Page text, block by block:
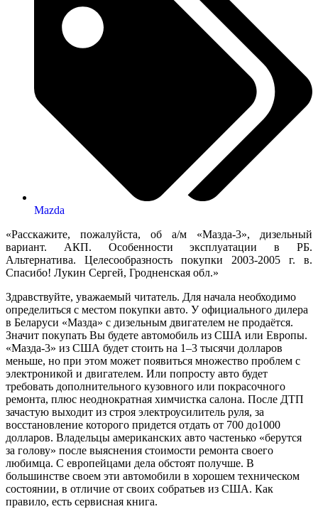
Mazda
«Расскажите, пожалуйста, об а/м «Мазда-3», дизельный
вариант. АКП. Особенности эксплуатации в РБ.
Альтернатива. Целесообразность покупки 2003-2005 г. в.
Спасибо! Лукин Сергей, Гродненская обл.»
Здравствуйте, уважаемый читатель. Для начала необходимо
определиться с местом покупки авто. У официального дилера
в Беларуси «Мазда» с дизельным двигателем не продаётся.
Значит покупать Вы будете автомобиль из США или Европы.
«Мазда-3» из США будет стоить на 1–3 тысячи долларов
меньше, но при этом может появиться множество проблем с
электроникой и двигателем. Или попросту авто будет
требовать дополнительного кузовного или покрасочного
ремонта, плюс неоднократная химчистка салона. После ДТП
зачастую выходит из строя электроусилитель руля, за
восстановление которого придется отдать от 700 до1000
долларов. Владельцы американских авто частенько «берутся
за голову» после выяснения стоимости ремонта своего
любимца. С европейцами дела обстоят получше. В
большинстве своем эти автомобили в хорошем техническом
состоянии, в отличие от своих собратьев из США. Как
правило, есть сервисная книга.